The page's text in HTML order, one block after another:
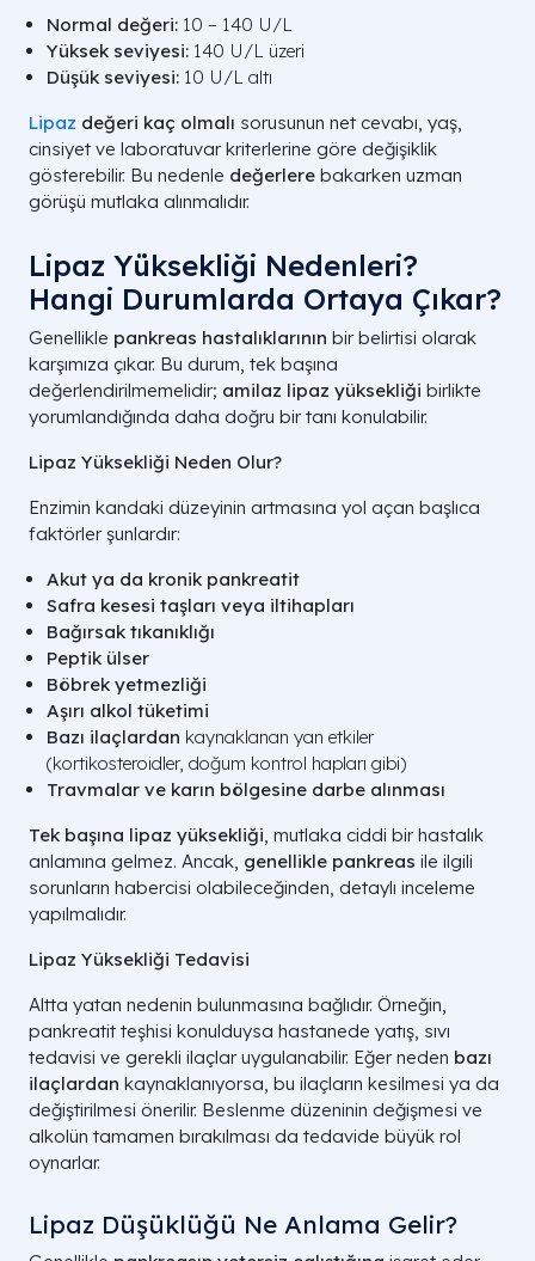
Normal değeri: 10 – 140 U/L
Yüksek seviyesi: 140 U/L üzeri
Düşük seviyesi: 10 U/L altı
Lipaz değeri kaç olmalı sorusunun net cevabı, yaş,
cinsiyet ve laboratuvar kriterlerine göre değişiklik
gösterebilir. Bu nedenle değerlere bakarken uzman
görüşü mutlaka alınmalıdır.
Lipaz Yüksekliği Nedenleri?
Hangi Durumlarda Ortaya Çıkar?
Genellikle pankreas hastalıklarının bir belirtisi olarak
karşımıza çıkar. Bu durum, tek başına
değerlendirilmemelidir; amilaz lipaz yüksekliği birlikte
yorumlandığında daha doğru bir tanı konulabilir.
Lipaz Yüksekliği Neden Olur?
Enzimin kandaki düzeyinin artmasına yol açan başlıca
faktörler şunlardır:
Akut ya da kronik pankreatit
Safra kesesi taşları veya iltihapları
Bağırsak tıkanıklığı
Peptik ülser
Böbrek yetmezliği
Aşırı alkol tüketimi
Bazı ilaçlardan kaynaklanan yan etkiler
(kortikosteroidler, doğum kontrol hapları gibi)
Travmalar ve karın bölgesine darbe alınması
Tek başına lipaz yüksekliği, mutlaka ciddi bir hastalık
anlamına gelmez. Ancak, genellikle pankreas ile ilgili
sorunların habercisi olabileceğinden, detaylı inceleme
yapılmalıdır.
Lipaz Yüksekliği Tedavisi
Altta yatan nedenin bulunmasına bağlıdır. Örneğin,
pankreatit teşhisi konulduysa hastanede yatış, sıvı
tedavisi ve gerekli ilaçlar uygulanabilir. Eğer neden bazı
ilaçlardan kaynaklanıyorsa, bu ilaçların kesilmesi ya da
değiştirilmesi önerilir. Beslenme düzeninin değişmesi ve
alkolün tamamen bırakılması da tedavide büyük rol
oynarlar.
Lipaz Düşüklüğü Ne Anlama Gelir?